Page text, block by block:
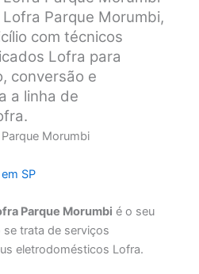
Parque Morumbi,
com técnicos
Lofra para
conversão e
a linha de
Morumbi
SP
Parque Morumbi é o seu
trata de serviços
eletrodomésticos Lofra.